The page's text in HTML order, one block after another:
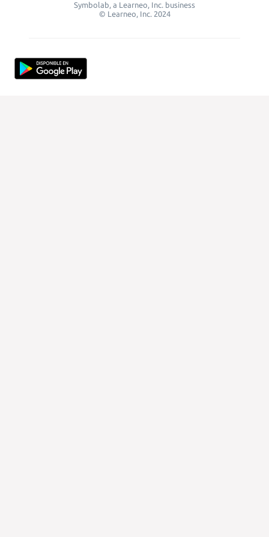
Symbolab, a Learneo, Inc. business
© Learneo, Inc. 2024